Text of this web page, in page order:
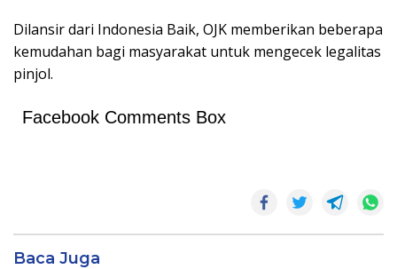
Dilansir dari Indonesia Baik, OJK memberikan beberapa
kemudahan bagi masyarakat untuk mengecek legalitas
pinjol.
Facebook Comments Box
Baca Juga